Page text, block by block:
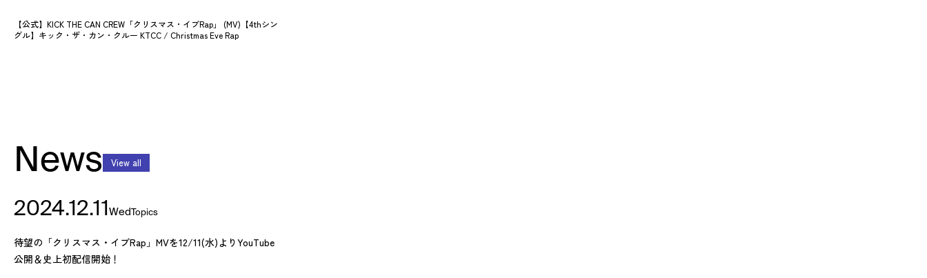
【公式】KICK THE CAN CREW「クリスマス・イブRap」 (MV)【4thシン
グル】キック・ザ・カン・クルー KTCC / Christmas Eve Rap
News View all
2024.12.11WedTopics
待望の「クリスマス・イブRap」MVを12/11(水)よりYouTube
公開＆史上初配信開始！